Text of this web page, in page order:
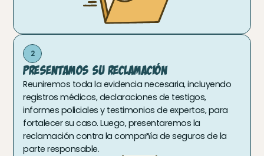
2
Presentamos Su Reclamación
Reuniremos toda la evidencia necesaria, incluyendo
registros médicos, declaraciones de testigos,
informes policiales y testimonios de expertos, para
fortalecer su caso. Luego, presentaremos la
reclamación contra la compañía de seguros de la
parte responsable.